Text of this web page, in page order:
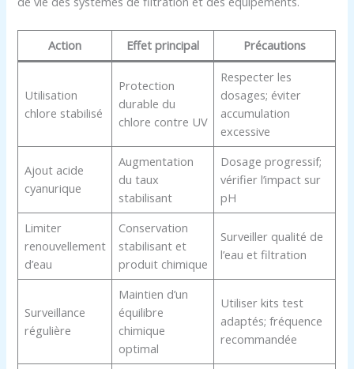
Action Effet principal Précautions
Utilisation
chlore stabilisé
Protection
durable du
chlore contre UV
Respecter les
dosages; éviter
accumulation
excessive
Ajout acide
cyanurique
Augmentation
du taux
stabilisant
Dosage progressif;
vérifier l’impact sur
pH
Limiter
renouvellement
d’eau
Conservation
stabilisant et
produit chimique
Surveiller qualité de
l’eau et filtration
Surveillance
régulière
Maintien d’un
équilibre
chimique
optimal
Utiliser kits test
adaptés; fréquence
recommandée